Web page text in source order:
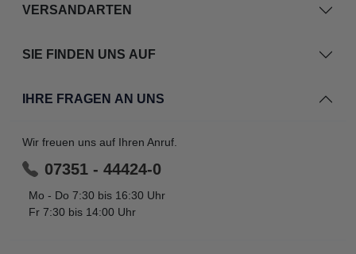
VERSANDARTEN
SIE FINDEN UNS AUF
IHRE FRAGEN AN UNS
Wir freuen uns auf Ihren Anruf.
07351 - 44424-0
Mo - Do 7:30 bis 16:30 Uhr
Fr 7:30 bis 14:00 Uhr